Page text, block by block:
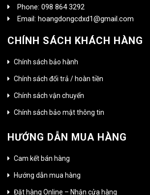
Phone: 098 864 3292
Email: hoangdongcdxd1@gmail.com
CHÍNH SÁCH KHÁCH HÀNG
Chính sách bảo hành
Chính sách đổi trả / hoàn tiền
Chính sách vận chuyển
Chính sách bảo mật thông tin
HƯỚNG DẪN MUA HÀNG
Cam kết bán hàng
Hướng dẫn mua hàng
Đặt hàng Online – Nhận cửa hàng